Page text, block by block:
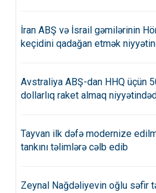
İran ABŞ və İsrail gəmilərinin
keçidini qadağan etmək
Avstraliya ABŞ-dan HHQ üçün
dollarlıq raket almaq
Tayvan ilk dəfə modernize
tankını təlimlərə cəlb edib
Zeynal Nağdəliyevin oğlu səfir